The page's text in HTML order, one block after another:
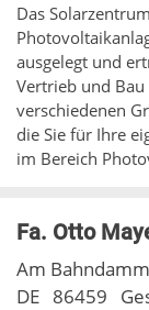
Das
ausgelegt und
Vertrieb und
verschiedenen
die Sie für Ihre
im Bereich
Fa. Otto
Am
DE 86459